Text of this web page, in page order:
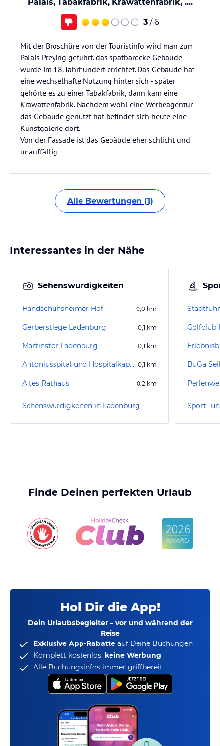
Palais, Tabakfabrik, Krawattenfabrik, ....
3 / 6
Mit der Broschüre von der Touristinfo wird man zum
Palais Preying geführt. das spätbarocke Gebäude
wurde im 18. Jahrhundert errichtet. Das Gebäude hat
eine wechselhafte Nutzung hinter sich - später
gehörte es zu einer Tabakfabrik, dann kam eine
Krawattenfabrik. Nachdem wohl eine Werbeagentur
das Gebäude genutzt hat befindet sich heute eine
Kunstgalerie dort.
Von der Fassade ist das Gebäude eher schlicht und
unauffällig.
Alle Bewertungen (1)
Interessantes in der Nähe
Sehenswürdigkeiten
Handschuhsheimer Hof 0,0 km
Gerberstiege Ladenburg 0,1 km
Martinstor Ladenburg 0,1 km
Antoniusspital und Hospitalkapelle 0,1 km
Altes Rathaus 0,2 km
Sehenswürdigkeiten in Ladenburg
BuGa
Finde Deinen perfekten Urlaub
Hol Dir die App!
Dein Urlaubsbegleiter – vor und während der
Reise
Exklusive App-Rabatte auf Deine Buchungen
Komplett kostenlos, keine Werbung
Alle Buchungsinfos immer griffbereit